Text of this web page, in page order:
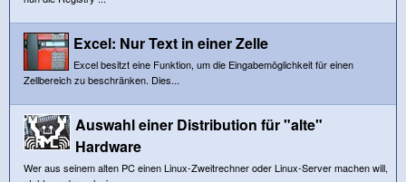
Excel: Nur Text in einer Zelle
Excel besitzt eine Funktion, um die Eingabemöglichkeit für einen
Zellbereich zu beschränken. Dies...
Auswahl einer Distribution für "alte"
Hardware
Wer aus seinem alten PC einen Linux-Zweitrechner oder Linux-Server machen will,